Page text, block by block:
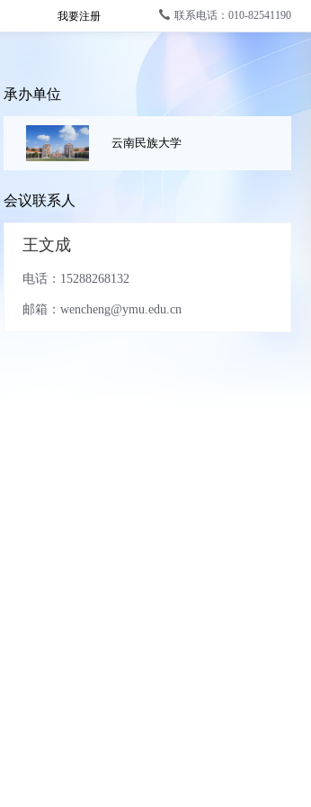
我要注册 联系电话：010-82541190
承办单位
云南民族大学
会议联系人
王文成
电话：15288268132
邮箱：wencheng@ymu.edu.cn